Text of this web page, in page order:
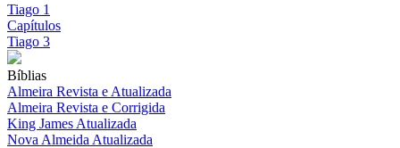
Tiago 1
Capítulos
Tiago 3
Bíblias
Almeira Revista e Atualizada
Almeira Revista e Corrigida
King James Atualizada
Nova Almeida Atualizada